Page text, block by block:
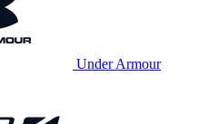
Under Armour